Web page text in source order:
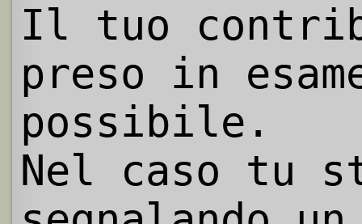
Il tuo
preso in
possibile.
Nel caso tu